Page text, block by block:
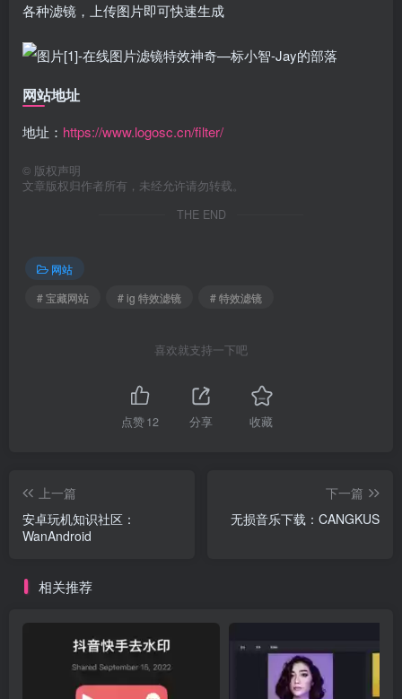
各种滤镜，上传图片即可快速生成
网站地址
地址： https://www.logosc.cn/filter/
© 版权声明
文章版权归作者所有，未经允许请勿转载。
THE END
网站
# 宝藏网站
# ig 特效滤镜 # 特效滤镜
喜欢就支持一下吧
点赞12 分享 收藏
上一篇
安卓玩机知识社区：
WanAndroid
下一篇
无损音乐下载：CANGKUS
相关推荐